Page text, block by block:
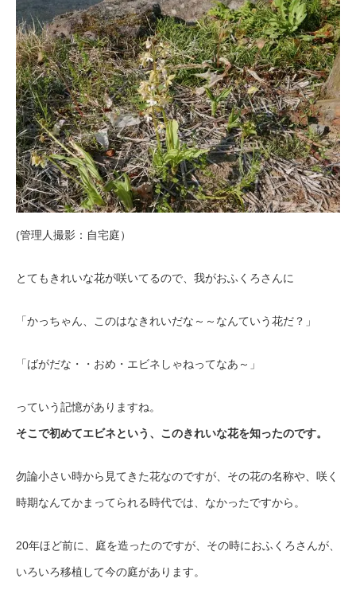
(管理人撮影：自宅庭）
とてもきれいな花が咲いてるので、我がおふくろさんに
「かっちゃん、このはなきれいだな～～なんていう花だ？」
「ばがだな・・おめ・エビネしゃねってなあ～」
っていう記憶がありますね。
そこで初めてエビネという、このきれいな花を知ったのです。
勿論小さい時から見てきた花なのですが、その花の名称や、咲く
時期なんてかまってられる時代では、なかったですから。
20年ほど前に、庭を造ったのですが、その時におふくろさんが、
いろいろ移植して今の庭があります。